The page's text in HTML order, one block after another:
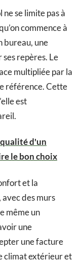
se limite pas à
commence à
bureau, une
repères. Le
multipliée par la
référence. Cette
est
d'un
le bon choix
et la
avec des murs
même un
une
une facture
climat extérieur et